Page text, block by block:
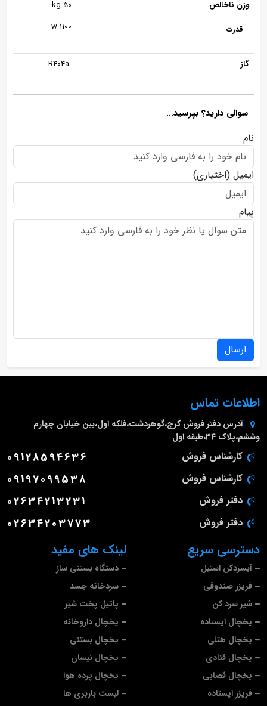
وزن ناخالص
50 kg
قدرت 1100 w
گاز
سوالی دارید؟ بپرسید...
نام
ایمیل (اختیاری)
پیام
ارسال
لینک های مفید
دستگاه بستنی ساز
سردخانه جسد
پاتیل پخت شیر
یخچال داروخانه
یخچال بستنی
یخچال نیسان
یخچال پرده هوا
لیست باربری ها
دسترسی سریع
آبسردکن استیل
فریزر صندوقی
شیر سرد کن
یخچال ایستاده
یخچال هتلی
یخچال قنادی
یخچال قصابی
فریزر ایستاده
اطلاعات تماس
آدرس دفتر فروش کرج،گوهردشت،فلکه اول،بین خیابان چهارم
وششم،پلاک 34،طبقه اول
کارشناس فروش 09128594636
کارشناس فروش 09197099538
دفتر فروش 02634213231
دفتر فروش 02634203773